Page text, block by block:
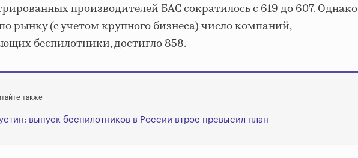
производителей БАС сократилось с 619 до 607. Однако
рынку (с учетом крупного бизнеса) число компаний,
беспилотники, достигло 858.
также
выпуск беспилотников в России втрое превысил план